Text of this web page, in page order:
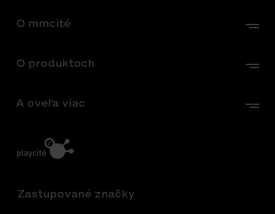
O mmcité
O produktoch
A oveľa viac
Zastupované značky